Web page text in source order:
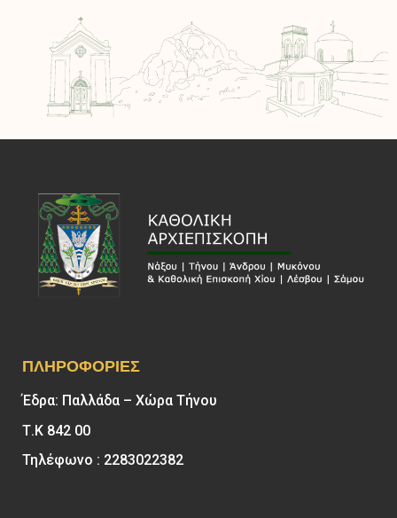
ΠΛΗΡΟΦΟΡΊΕΣ
Έδρα: Παλλάδα – Χώρα Τήνου
Τ.Κ 842 00
Τηλέφωνο : 2283022382